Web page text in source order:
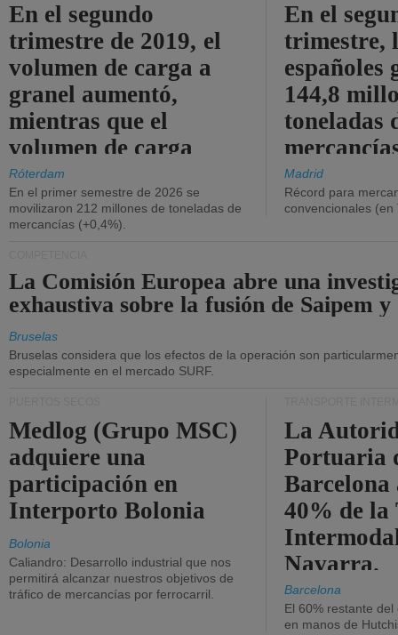
En el segundo
trimestre de 2019, el
volumen de carga a
granel aumentó,
mientras que el
volumen de carga
general disminuyó.
Róterdam
En el primer semestre de 2026 se
movilizaron 212 millones de toneladas de
mercancías (+0,4%).
En el
trimestre,
españoles
144,8
toneladas
Madrid
Récord para
convencionales (en
La Comisión Europea abre una
exhaustiva sobre la fusión de Saipem y
Bruselas
Bruselas considera que los efectos de la operación son
especialmente en el mercado SURF.
Medlog (Grupo MSC)
adquiere una
participación en
Interporto Bolonia
Bolonia
Caliandro: Desarrollo industrial que nos
permitirá alcanzar nuestros objetivos de
tráfico de mercancías por ferrocarril.
La
Portuaria
40% de la
Navarra.
Barcelona
El 60% restante
en manos de